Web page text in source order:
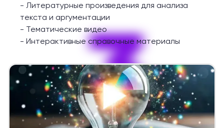
3
- Литературные произведения для анализа
текста и аргументации
- Тематические видео
- Интерактивные справочные материалы